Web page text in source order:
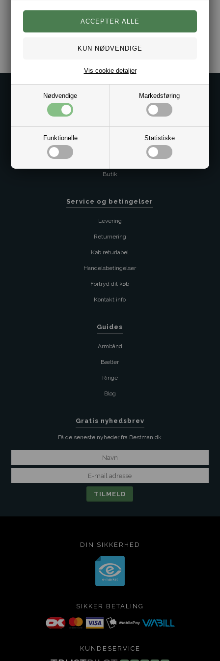
Nødvendige Markedsføring
Funktionelle Statistiske
Vis cookie detaljer
Kundeservice@bestman.dk
Butik
Service og betingelser
Levering
Returnering
Køb returlabel
Handelsbetingelser
Fortryd dit køb
Kontakt info
Guides
Armbånd
Bælter
Ringe
Blog
Gratis nyhedsbrev
Få de seneste nyheder fra Bestman.dk
DIN SIKKERHED
SIKKER BETALING
KUNDESERVICE